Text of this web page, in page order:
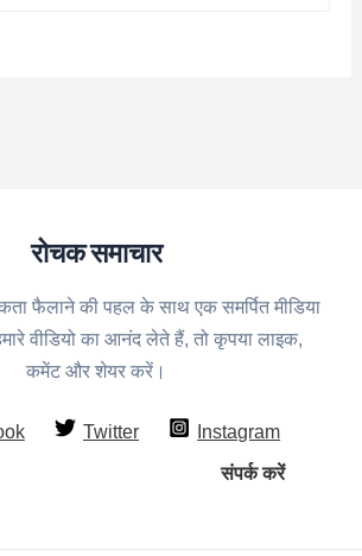
रोचक समाचार
फैलाने की पहल के साथ एक समर्पित मीडिया
वीडियो का आनंद लेते हैं, तो कृपया लाइक,
कमेंट और शेयर करें।
Twitter
Instagram
संपर्क करें